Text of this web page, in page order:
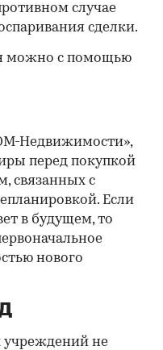
случае
сделки.
можно с помощью
Недвижимости»,
перед покупкой
связанных с
Если
в будущем, то
нового
учреждений не